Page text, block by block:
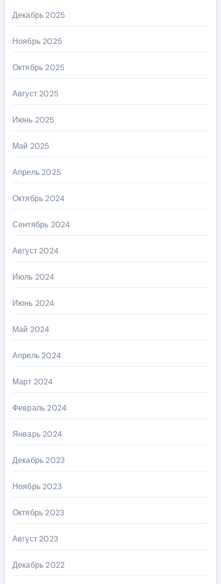
Декабрь 2025
Ноябрь 2025
Октябрь 2025
Август 2025
Июнь 2025
Май 2025
Апрель 2025
Октябрь 2024
Сентябрь 2024
Август 2024
Июль 2024
Июнь 2024
Май 2024
Апрель 2024
Март 2024
Февраль 2024
Январь 2024
Декабрь 2023
Ноябрь 2023
Октябрь 2023
Август 2023
Декабрь 2022